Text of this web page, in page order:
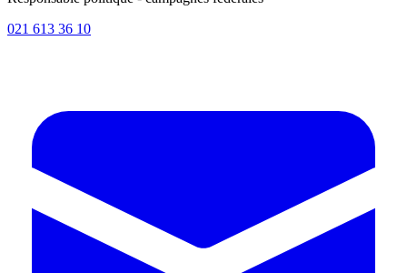
021 613 36 10